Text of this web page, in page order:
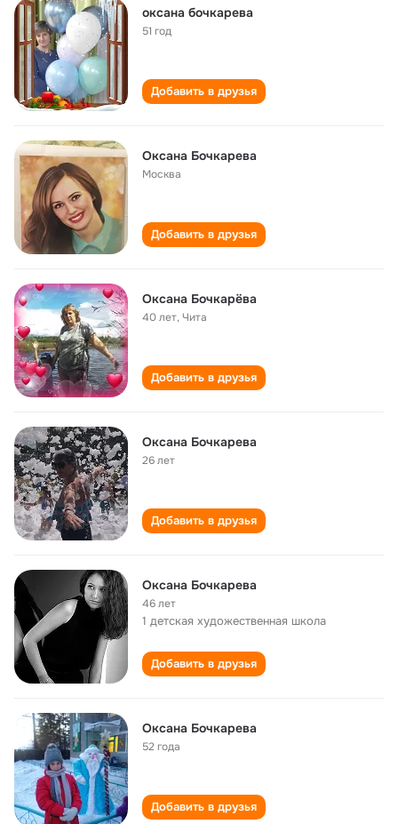
оксана бочкарева
51 год
Добавить в друзья
Оксана Бочкарева
Москва
Добавить в друзья
Оксана Бочкарёва
40 лет,Чита
Добавить в друзья
Оксана Бочкарева
26 лет
Добавить в друзья
Оксана Бочкарева
46 лет
1 детская художественная школа
Добавить в друзья
Оксана Бочкарева
52 года
Добавить в друзья